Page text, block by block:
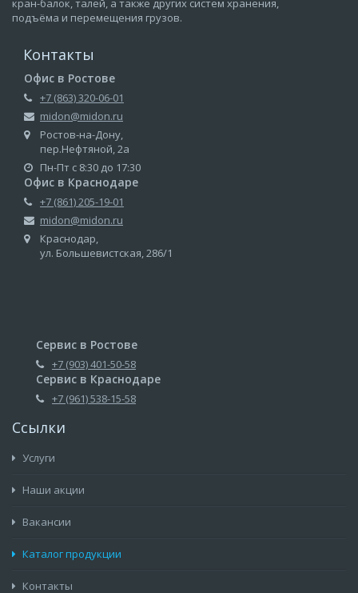
кран-балок, талей, а также других систем хранения,
подъёма и перемещения грузов.
Контакты
Офис в Ростове
+7 (863) 320-06-01
midon@midon.ru
Ростов-на-Дону,
пер.Нефтяной, 2а
Пн-Пт с 8:30 до 17:30
Офис в Краснодаре
+7 (861) 205-19-01
midon@midon.ru
Краснодар,
ул. Большевистская, 286/1
Сервис в Ростове
+7 (903) 401-50-58
Сервис в Краснодаре
+7 (961) 538-15-58
Ссылки
Услуги
Наши акции
Вакансии
Каталог продукции
Контакты